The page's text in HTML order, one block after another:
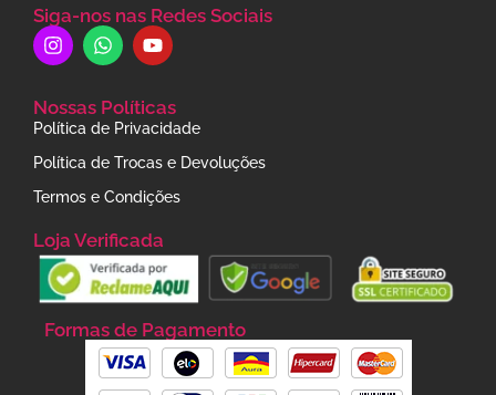
Siga-nos nas Redes Sociais
Nossas Políticas
Política de Privacidade
Política de Trocas e Devoluções
Termos e Condições
Loja Verificada
Formas de Pagamento